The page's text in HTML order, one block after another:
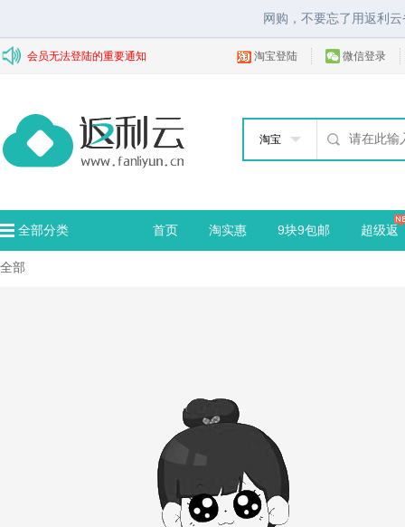
网购，不要忘了用返利
会员无法登陆的重要通知 淘宝登陆 微信登录
淘宝
全部分类 首页 淘实惠 9块9包邮 超级返
全部